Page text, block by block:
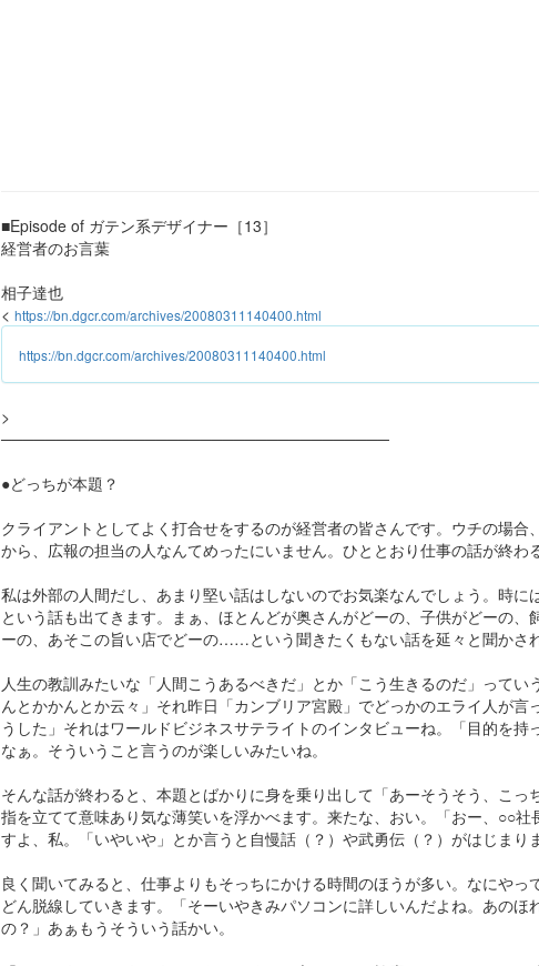
■Episode of ガテン系デザイナー［13］
経営者のお言葉
相子達也
< https://bn.dgcr.com/archives/20080311140400.html
https://bn.dgcr.com/archives/20080311140400.html
>
───────────────────────────────────
●どっちが本題？
クライアントとしてよく打合せをするのが経営者の皆さんです。ウチの場
から、広報の担当の人なんてめったにいません。ひととおり仕事の話が終わ
私は外部の人間だし、あまり堅い話はしないのでお気楽なんでしょう。時に
という話も出てきます。まぁ、ほとんどが奥さんがどーの、子供がどーの
ーの、あそこの旨い店でどーの……という聞きたくもない話を延々と聞かさ
人生の教訓みたいな「人間こうあるべきだ」とか「こう生きるのだ」って
んとかかんとか云々」それ昨日「カンブリア宮殿」でどっかのエライ人が言
うした」それはワールドビジネスサテライトのインタビューね。「目的を
なぁ。そういうこと言うのが楽しいみたいね。
そんな話が終わると、本題とばかりに身を乗り出して「あーそうそう、こ
指を立てて意味あり気な薄笑いを浮かべます。来たな、おい。「おー、○○
すよ、私。「いやいや」とか言うと自慢話（？）や武勇伝（？）がはじまり
良く聞いてみると、仕事よりもそっちにかける時間のほうが多い。なにや
どん脱線していきます。「そーいやきみパソコンに詳しいんだよね。あの
の？」あぁもうそういう話かい。